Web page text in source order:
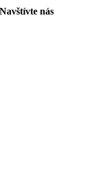
Navštívte nás